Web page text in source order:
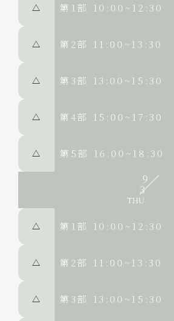
△ 第1部 10:00~12:30
△ 第2部 11:00~13:30
△ 第3部 13:00~15:30
△ 第4部 15:00~17:30
△ 第5部 16:00~18:30
9
3
△ 第1部 10:00~12:30
△ 第2部 11:00~13:30
△ 第3部 13:00~15:30